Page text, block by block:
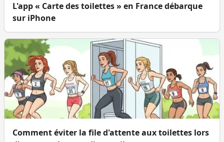
L'app « Carte des toilettes » en France débarque
sur iPhone
Comment éviter la file d'attente aux toilettes lors